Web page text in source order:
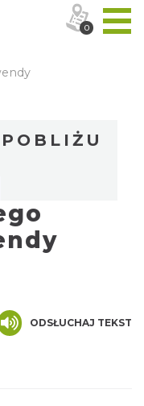
ODSŁUCHAJ TEKST
0